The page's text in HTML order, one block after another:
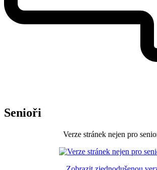
Senioři
Verze stránek nejen pro